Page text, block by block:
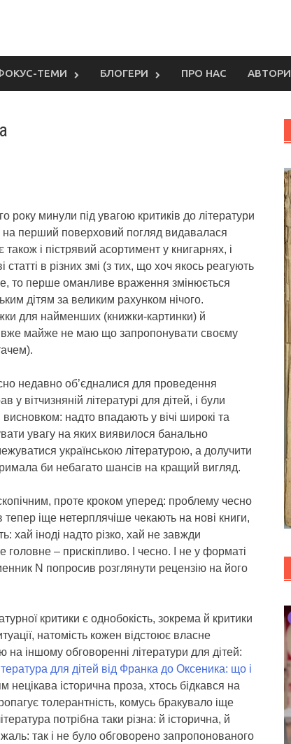
ТЕМИ БЛОГЕРИ ПРО НАС АВТОРИ
року минули під увагою критиків до літератури
на перший поверховий погляд видавалася
і пістрявий асортимент у книгарнях, і
статті в різних змі (з тих, що хоч якось реагують
то перше оманливе враження змінюється
дітям за великим рахунком нічого.
для найменших (книжки-картинки) й
вже майже не маю що запропонувати своєму
недавно об’єдналися для проведення
у вітчизняній літературі для дітей, і були
надто впадають у вічі широкі та
увагу на яких виявилося банально
українською літературою, а долучити
би небагато шансів на кращий вигляд.
проте кроком уперед: проблему чесно
іще нетерплячіше чекають на нові книги,
хай іноді надто різко, хай не завжди
– прискіпливо. І чесно. І не у форматі
N попросив розглянути рецензію на його
критики є однобокість, зокрема й критики
натомість кожен відстоює власне
іншому обговоренні літератури для дітей:
для дітей від Франка до Оксеника: що і
нецікава історична проза, хтось бідкався на
толерантність, комусь бракувало іще
потрібна таки різна: й історична, й
так і не було обговорено запропонованого